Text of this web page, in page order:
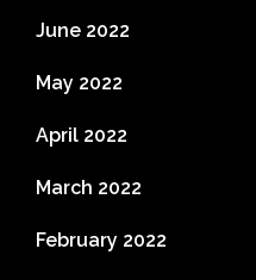
June 2022
May 2022
April 2022
March 2022
February 2022